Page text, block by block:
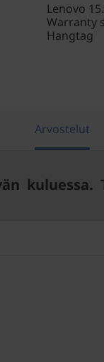
Lenovo
Warranty
Hangtag
Arvostelut
kuluessa.